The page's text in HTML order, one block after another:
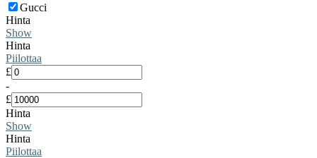
Gucci
Hinta
Show
Hinta
Piilottaa
£
-
£
Hinta
Show
Hinta
Piilottaa